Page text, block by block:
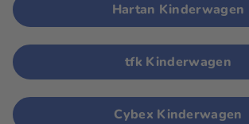
Hartan Kinderwagen
tfk Kinderwagen
Cybex Kinderwagen